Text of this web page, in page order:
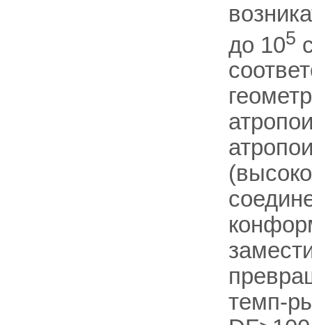
до 105
темп-